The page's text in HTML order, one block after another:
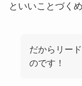
といいことづく
だからリー
のです！